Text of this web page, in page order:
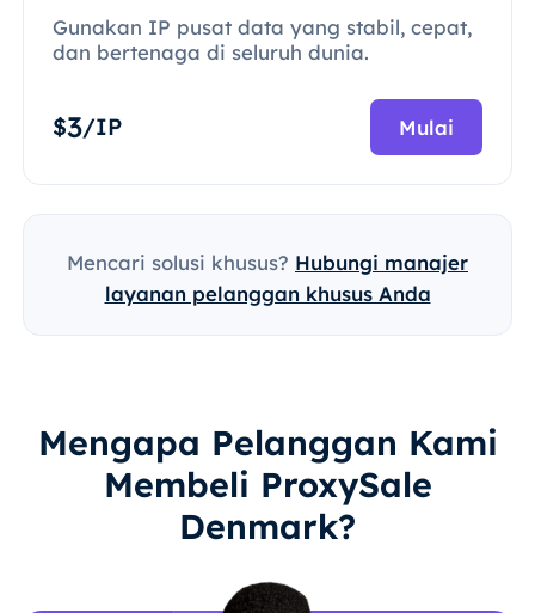
Gunakan IP pusat data yang stabil, cepat,
dan bertenaga di seluruh dunia.
$3/IP Mulai
Mencari solusi khusus? Hubungi manajer
layanan pelanggan khusus Anda
Mengapa Pelanggan Kami
Membeli ProxySale
Denmark?